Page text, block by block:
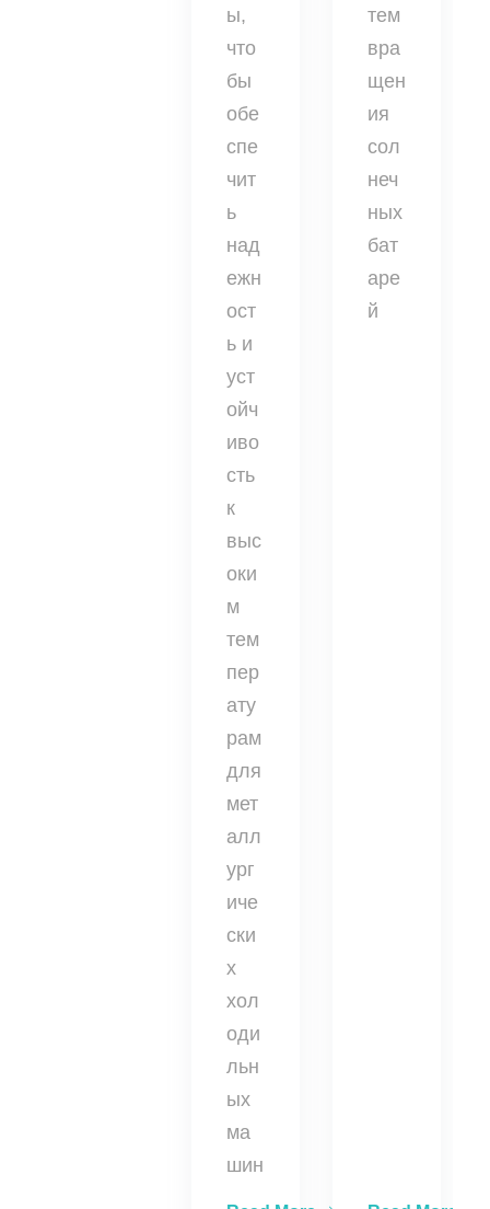
ы,
что
бы
обе
спе
чит
ь
над
ежн
ост
ь и
уст
ойч
иво
сть
к
выс
оки
м
тем
пер
ату
рам
для
мет
алл
ург
иче
ски
х
хол
оди
льн
ых
ма
шин
тем
вра
щен
ия
сол
неч
ных
бат
аре
й